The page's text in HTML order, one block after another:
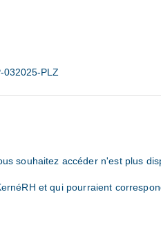
032025-PLZ
souhaitez accéder n'est plus
et qui pourraient